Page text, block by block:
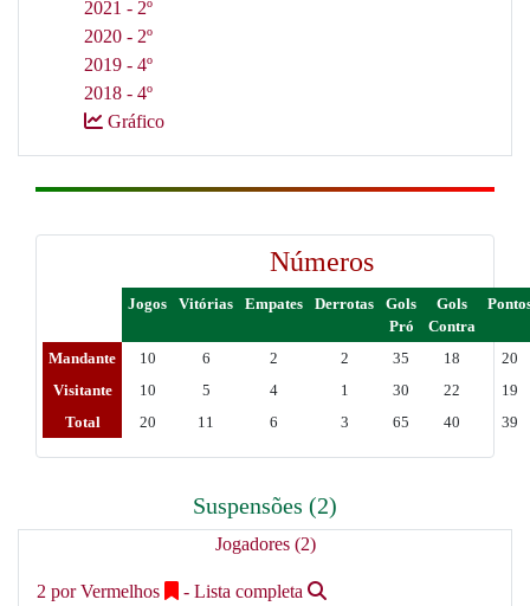
2021 - 2º
2020 - 2º
2019 - 4º
2018 - 4º
Gráfico
Números
Jogos Vitórias Empates Derrotas
Gols
Pró
Gols
Contra
Mandante 10 6 2 2 35 18
20
Visitante
10 5 4 1 30 22
19
Total
20 11 6 3 65 40 39
Suspensões (2)
Jogadores (2)
2 por Vermelhos - Lista completa